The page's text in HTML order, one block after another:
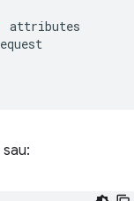
attributes